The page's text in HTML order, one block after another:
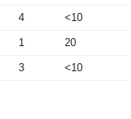
4 <10
1 20
3 <10